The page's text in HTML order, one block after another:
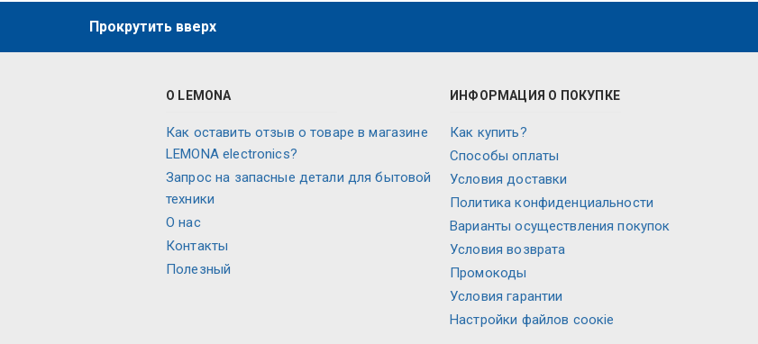
Прокрутить вверх
О LEMONA
Как оставить отзыв о товаре в магазине
LEMONA electronics?
Запрос на запасные детали для бытовой
техники
О нас
Контакты
Полезный
ИНФОРМАЦИЯ О ПОКУПКЕ
Как купить?
Способы оплаты
Условия доставки
Политика конфиденциальности
Варианты осуществления покупок
Условия возврата
Промокоды
Условия гарантии
Настройки файлов соокіе